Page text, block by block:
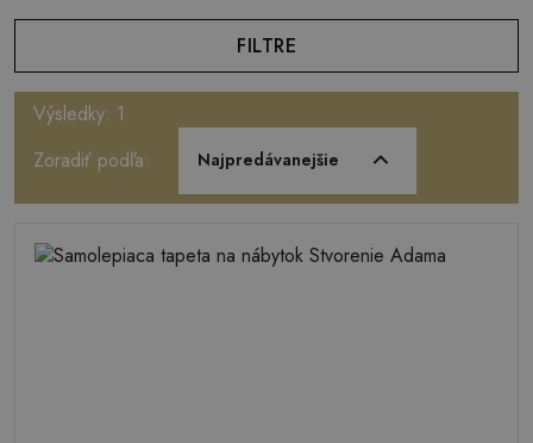
FILTRE
Výsledky: 1
Zoradiť podľa:
Najpredávanejšie